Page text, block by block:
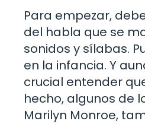
Para empezar,
del habla que se
sonidos y sílabas.
en la infancia. Y
crucial entender
hecho, algunos de
Marilyn Monroe,